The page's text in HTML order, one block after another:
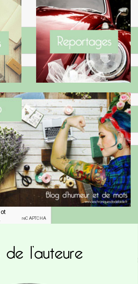
mon site dans le navigateur pour mon prochain commentaire.
pour réduire les
l’auteure